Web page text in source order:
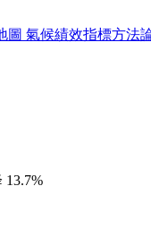
圖 氣候績效指標方法
13.7%